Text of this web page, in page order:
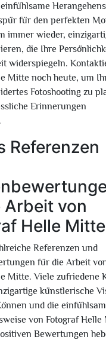
für den perfekten
immer wieder,
die Ihre
widerspiegeln.
Mitte noch heute, um
Fotoshooting zu
Erinnerungen
Referenzen
von
Helle
Referenzen und
für die Arbeit
Mitte. Viele zufriedene
künstlerische
und die
von Fotograf Helle
Bewertungen